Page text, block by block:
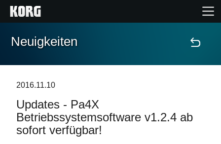
Home
Extras
Events
Neuigkeiten
2016.11.10
Updates - Pa4X
Betriebssystemsoftware v1.2.4 ab
sofort verfügbar!